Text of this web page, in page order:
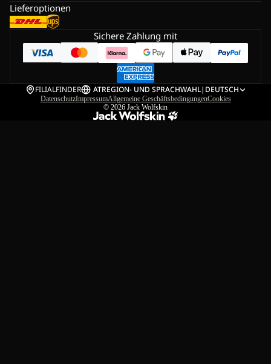
Lieferoptionen
Sichere Zahlung mit
FILIALFINDER ATREGION- UND SPRACHWAHL| DEUTSCH
DatenschutzImpressumAllgemeine GeschäftsbedingungenCookies
© 2026 Jack Wolfskin